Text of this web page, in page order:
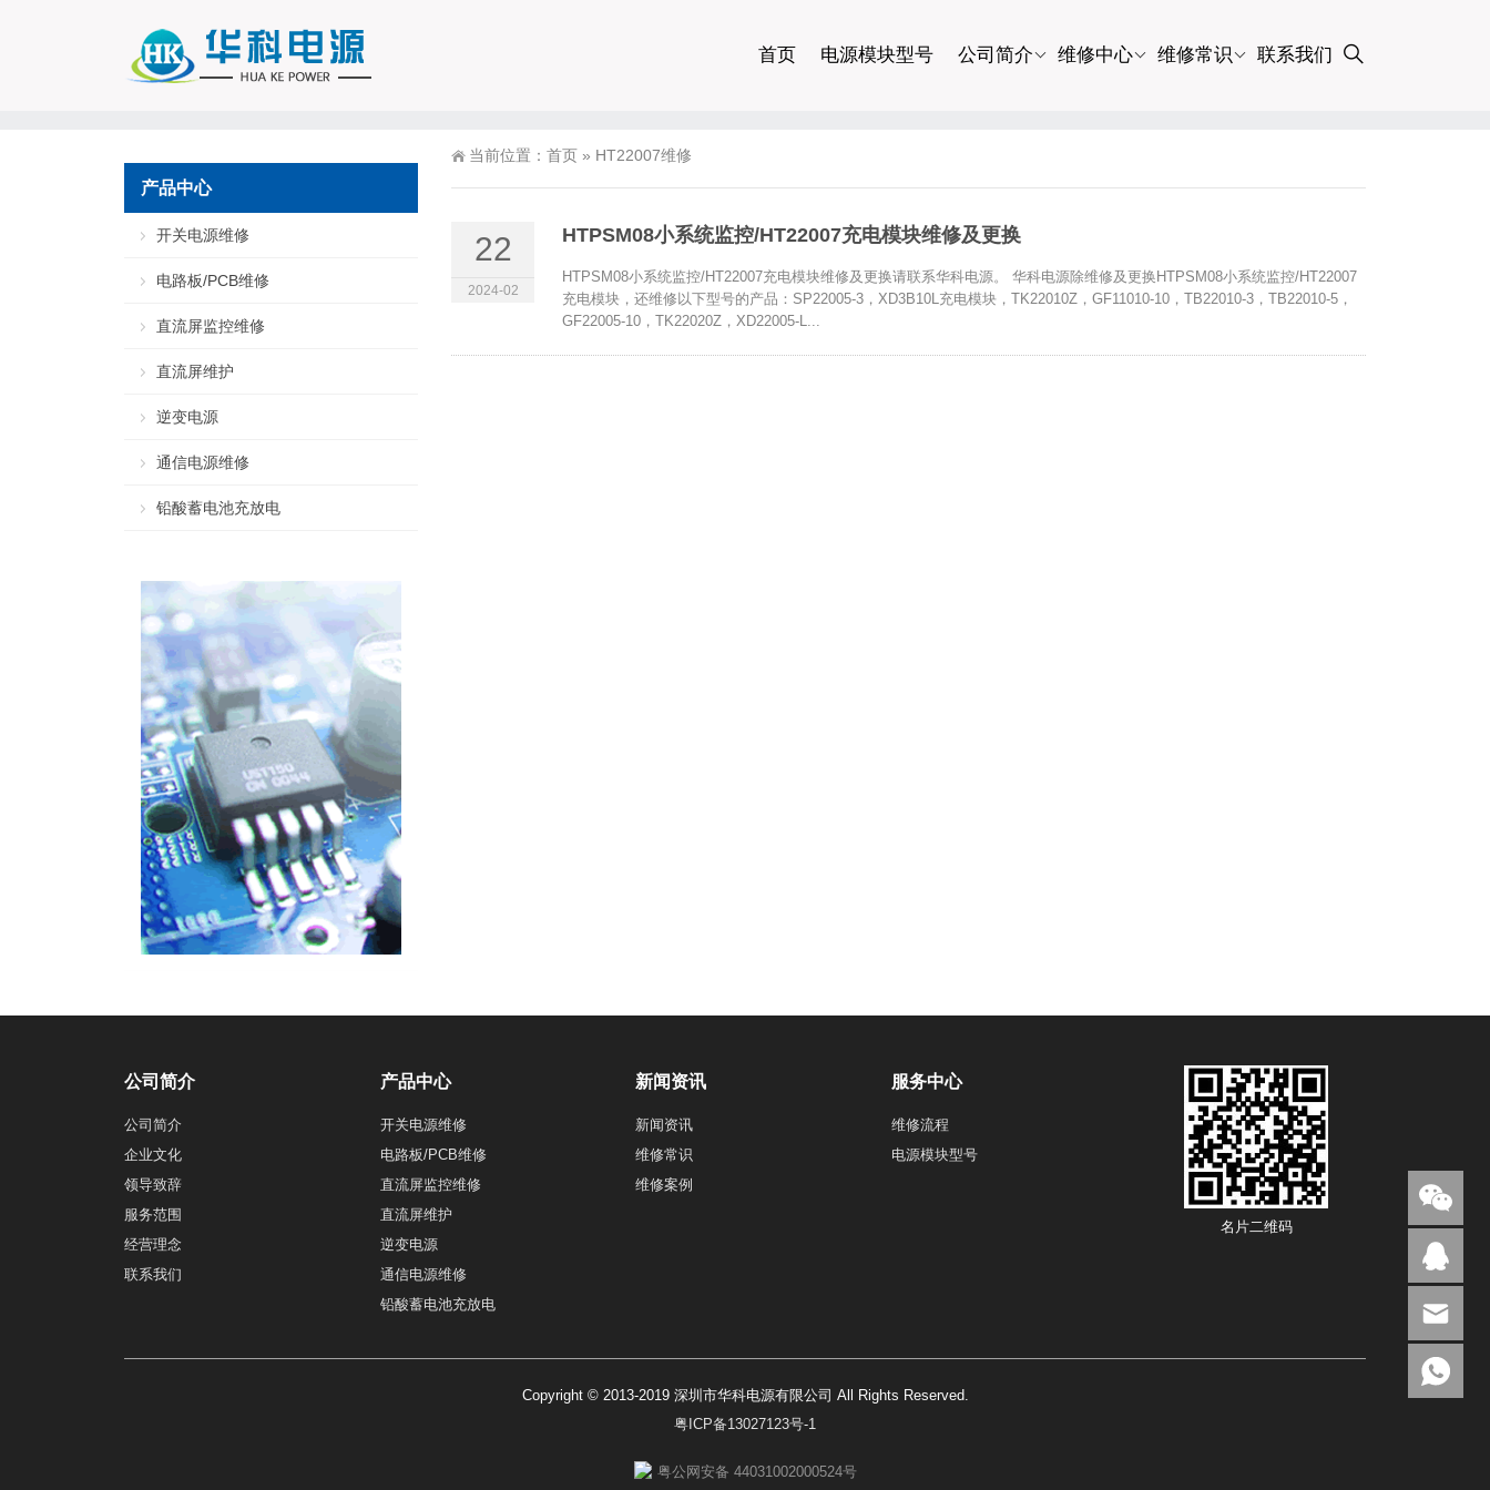
首页 电源模块型号 公司简介 维修中心 维修常识 联系我们
当前位置： 首页 » HT22007维修
22
2024-02
HTPSM08小系统监控/HT22007充电模块维修及更换
HTPSM08小系统监控/HT22007充电模块维修及更换请联系华科电源。 华科电源除维修及更换HTPSM08小系统监控/HT22007
充电模块，还维修以下型号的产品：SP22005-3，XD3B10L充电模块，TK22010Z，GF11010-10，TB22010-3，TB22010-5，
GF22005-10，TK22020Z，XD22005-L...
产品中心
开关电源维修
电路板/PCB维修
直流屏监控维修
直流屏维护
逆变电源
通信电源维修
铅酸蓄电池充放电
公司简介
公司简介
企业文化
领导致辞
服务范围
经营理念
联系我们
产品中心
开关电源维修
电路板/PCB维修
直流屏监控维修
直流屏维护
逆变电源
通信电源维修
铅酸蓄电池充放电
新闻资讯
新闻资讯
维修常识
维修案例
服务中心
维修流程
电源模块型号
名片二维码
Copyright © 2013-2019 深圳市华科电源有限公司 All Rights Reserved.
粤ICP备13027123号-1
粤公网安备 44031002000524号